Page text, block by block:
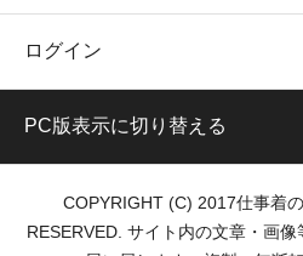
ログイン
PC版表示に切り替える
COPYRIGHT (C) 2017仕事着
RESERVED. サイト内の文章・画